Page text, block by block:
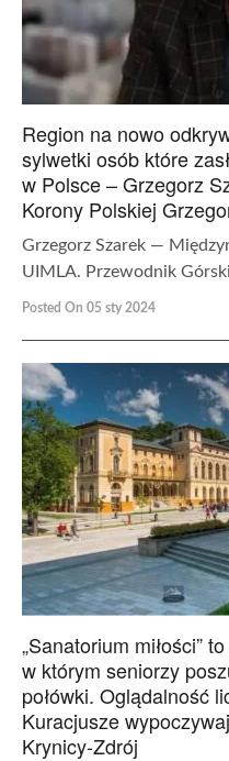
Region na nowo
sylwetki osób które
w Polsce – Grzegorz
Korony Polskiej
Grzegorz Szarek —
UIMLA. Przewodnik
Posted On 05 sty 2024
„Sanatorium miłości”
w którym seniorzy
połówki. Oglądalność
Kuracjusze
Krynicy-Zdrój